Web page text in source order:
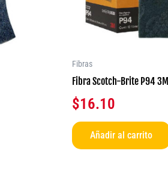
Fibras
Fibra Scotch-Brite P94 3M
$16.10
Añadir al carrito